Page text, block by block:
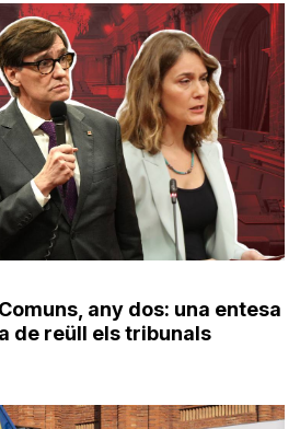
any dos: una entesa
de reüll els tribunals